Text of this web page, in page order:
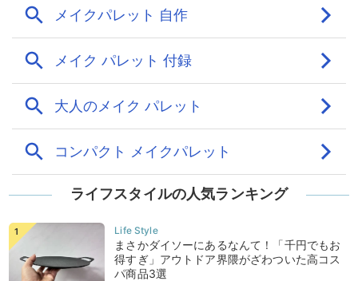
ライフスタイルの人気ランキング
まさかダイソーにあるなんて！「千円でもお
得すぎ」アウトドア界隈がざわついた高コス
パ商品3選